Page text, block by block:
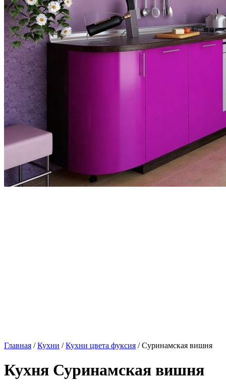
Главная /Кухни /Кухни цвета фуксия / Суринамская вишня
Кухня Суринамская вишня